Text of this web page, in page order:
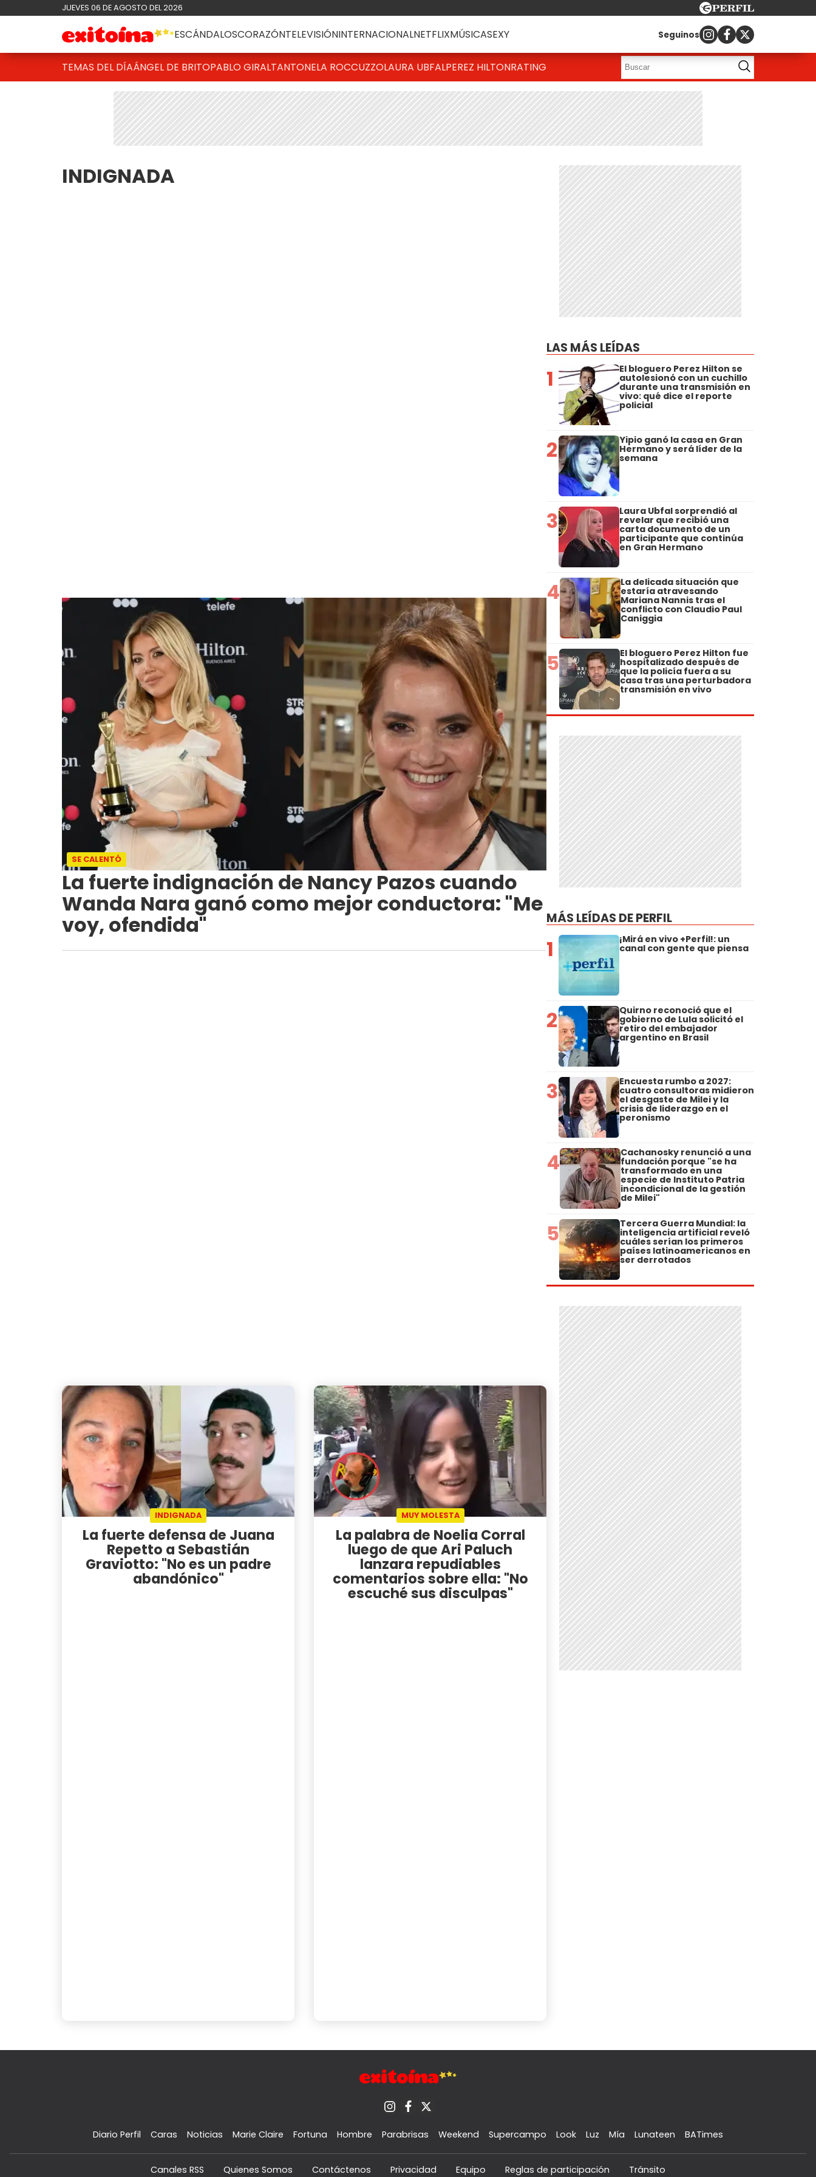
JUEVES 06 DE AGOSTO DEL 2026
ESCÁNDALOSCORAZÓNTELEVISIÓNINTERNACIONALNETFLIXMÚSICASEXY Seguinos
TEMAS DEL DÍAÁNGEL DE BRITOPABLO GIRALTANTONELA ROCCUZZOLAURA UBFALPEREZ HILTONRATING
INDIGNADA
SE CALENTÓ
La fuerte indignación de Nancy Pazos cuando
Wanda Nara ganó como mejor conductora: "Me
voy, ofendida"
INDIGNADA
La fuerte defensa de Juana
Repetto a Sebastián
Graviotto: "No es un padre
abandónico"
MUY MOLESTA
La palabra de Noelia Corral
luego de que Ari Paluch
lanzara repudiables
comentarios sobre ella: "No
escuché sus disculpas"
LAS MÁS LEÍDAS
1 El bloguero Perez Hilton se
autolesionó con un cuchillo
durante una transmisión en
vivo: qué dice el reporte
policial
2 Yipio ganó la casa en Gran
Hermano y será líder de la
semana
3 Laura Ubfal sorprendió al
revelar que recibió una
carta documento de un
participante que continúa
en Gran Hermano
4 La delicada situación que
estaría atravesando
Mariana Nannis tras el
conflicto con Claudio Paul
Caniggia
5 El bloguero Perez Hilton fue
hospitalizado después de
que la policía fuera a su
casa tras una perturbadora
transmisión en vivo
MÁS LEÍDAS DE PERFIL
1 ¡Mirá en vivo +Perfil!: un
canal con gente que piensa
2 Quirno reconoció que el
gobierno de Lula solicitó el
retiro del embajador
argentino en Brasil
3 Encuesta rumbo a 2027:
cuatro consultoras midieron
el desgaste de Milei y la
crisis de liderazgo en el
peronismo
4 Cachanosky renunció a una
fundación porque "se ha
transformado en una
especie de Instituto Patria
incondicional de la gestión
de Milei"
5 Tercera Guerra Mundial: la
inteligencia artificial reveló
cuáles serían los primeros
países latinoamericanos en
ser derrotados
Diario Perfil Caras Noticias Marie Claire Fortuna Hombre Parabrisas Weekend Supercampo Look Luz Mía Lunateen BATimes
Canales RSS Quienes Somos Contáctenos Privacidad Equipo Reglas de participación Tránsito